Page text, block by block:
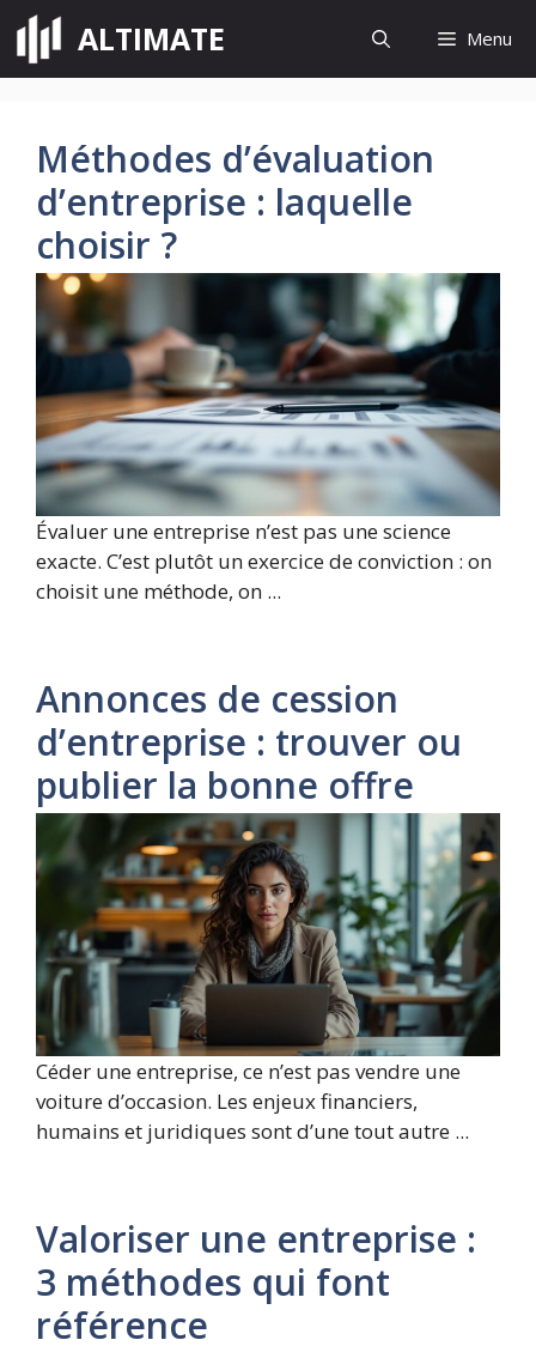
Aller
contenu
ALTIMATE Menu
Méthodes d’évaluation
d’entreprise : laquelle
choisir ?
Évaluer une entreprise n’est pas une science
exacte. C’est plutôt un exercice de conviction : on
choisit une méthode, on ...
Annonces de cession
d’entreprise : trouver ou
publier la bonne offre
Céder une entreprise, ce n’est pas vendre une
voiture d’occasion. Les enjeux financiers,
humains et juridiques sont d’une tout autre ...
Valoriser une entreprise :
3 méthodes qui font
référence